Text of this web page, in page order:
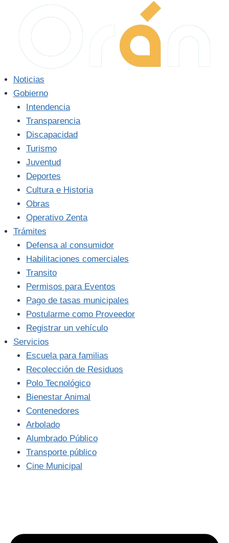
contenido
Noticias
Gobierno
Intendencia
Transparencia
Discapacidad
Turismo
Juventud
Deportes
Cultura e Historia
Obras
Operativo Zenta
Trámites
Defensa al consumidor
Habilitaciones comerciales
Transito
Permisos para Eventos
Pago de tasas municipales
Postularme como Proveedor
Registrar un vehículo
Servicios
Escuela para familias
Recolección de Residuos
Polo Tecnológico
Bienestar Animal
Contenedores
Arbolado
Alumbrado Público
Transporte público
Cine Municipal